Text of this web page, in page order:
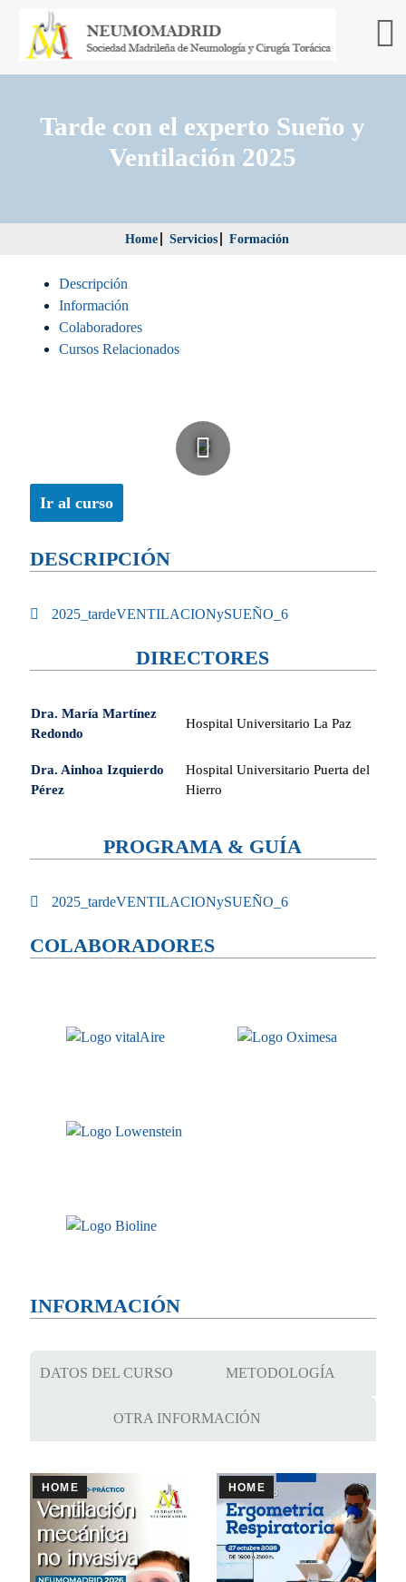
Tarde con el experto Sueño y
Ventilación 2025
Home Servicios Formación
Descripción
Información
Colaboradores
Cursos Relacionados
DESCRIPCIÓN
2025_tardeVENTILACIONySUEÑO_6
DIRECTORES
Dra. María Martínez
Redondo
Hospital Universitario La Paz
Dra. Ainhoa Izquierdo
Pérez
Hospital Universitario Puerta del
Hierro
PROGRAMA & GUÍA
2025_tardeVENTILACIONySUEÑO_6
COLABORADORES
INFORMACIÓN
DATOS DEL CURSO METODOLOGÍA
OTRA INFORMACIÓN
Ir al curso
HOME HOME